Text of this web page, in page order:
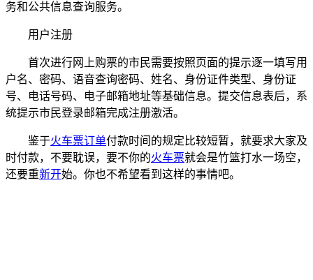
务和公共信息查询服务。
用户注册
首次进行网上购票的市民需要按照页面的提示逐一填写用
户名、密码、语音查询密码、姓名、身份证件类型、身份证
号、电话号码、电子邮箱地址等基础信息。提交信息表后，系
统提示市民登录邮箱完成注册激活。
鉴于火车票订单付款时间的规定比较短暂，就要求大家及
时付款，不要耽误，要不你的火车票就会是竹篮打水一场空，
还要重新开始。你也不希望看到这样的事情吧。